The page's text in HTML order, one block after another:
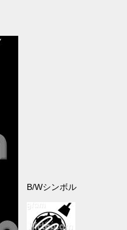
B/Wシンボル